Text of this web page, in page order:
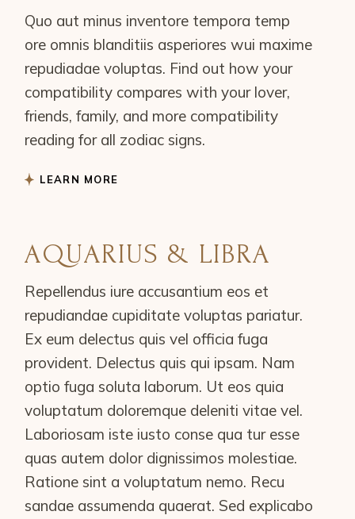
Quo aut minus inventore tempora temp
ore omnis blanditiis asperiores wui maxime
repudiadae voluptas. Find out how your
compatibility compares with your lover,
friends, family, and more compatibility
reading for all zodiac signs.
LEARN MORE
AQUARIUS & LIBRA
Repellendus iure accusantium eos et
repudiandae cupiditate voluptas pariatur.
Ex eum delectus quis vel officia fuga
provident. Delectus quis qui ipsam. Nam
optio fuga soluta laborum. Ut eos quia
voluptatum doloremque deleniti vitae vel.
Laboriosam iste iusto conse qua tur esse
quas autem dolor dignissimos molestiae.
Ratione sint a voluptatum nemo. Recu
sandae assumenda quaerat. Sed explicabo